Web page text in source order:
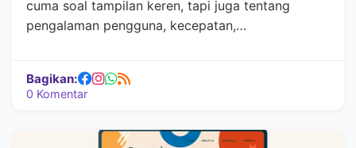
cuma soal tampilan keren, tapi juga tentang
pengalaman pengguna, kecepatan,…
Bagikan:
0 Komentar